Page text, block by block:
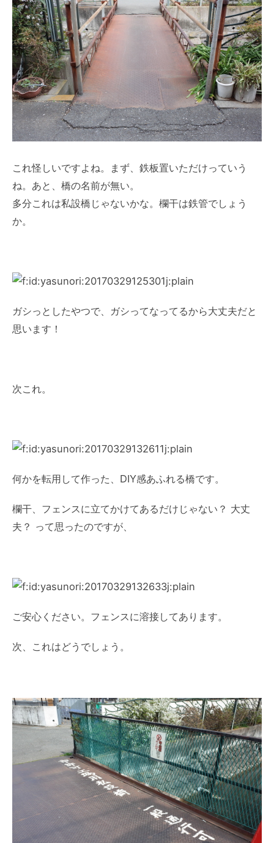
これ怪しいですよね。まず、鉄板置いただけっていう
ね。あと、橋の名前が無い。
多分これは私設橋じゃないかな。欄干は鉄管でしょう
か。
ガシっとしたやつで、ガシってなってるから大丈夫だと
思います！
次これ。
何かを転用して作った、DIY感あふれる橋です。
欄干、フェンスに立てかけてあるだけじゃない？ 大丈
夫？ って思ったのですが、
ご安心ください。フェンスに溶接してあります。
次、これはどうでしょう。